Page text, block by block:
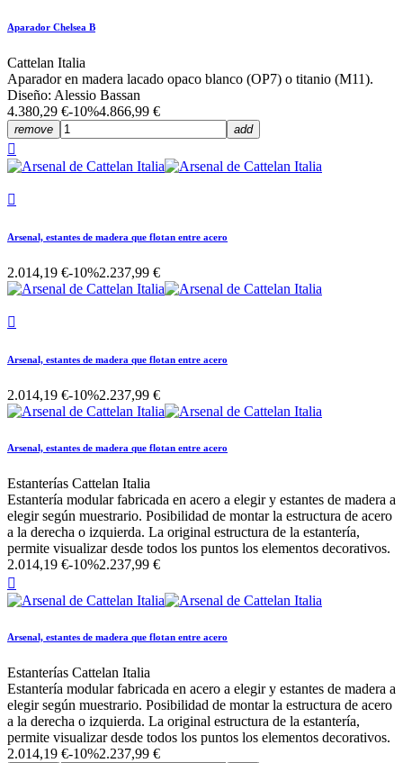
Aparador Chelsea B
Cattelan Italia
Aparador en madera lacado opaco blanco (OP7) o titanio (M11).
Diseño: Alessio Bassan
4.380,29 €-10%4.866,99 €
remove add


Arsenal, estantes de madera que flotan entre acero
2.014,19 €-10%2.237,99 €

Arsenal, estantes de madera que flotan entre acero
2.014,19 €-10%2.237,99 €
Arsenal, estantes de madera que flotan entre acero
Estanterías Cattelan Italia
Estantería modular fabricada en acero a elegir y estantes de madera a
elegir según muestrario. Posibilidad de montar la estructura de acero
a la derecha o izquierda. La original estructura de la estantería,
permite visualizar desde todos los puntos los elementos decorativos.
2.014,19 €-10%2.237,99 €

Arsenal, estantes de madera que flotan entre acero
Estanterías Cattelan Italia
Estantería modular fabricada en acero a elegir y estantes de madera a
elegir según muestrario. Posibilidad de montar la estructura de acero
a la derecha o izquierda. La original estructura de la estantería,
permite visualizar desde todos los puntos los elementos decorativos.
2.014,19 €-10%2.237,99 €